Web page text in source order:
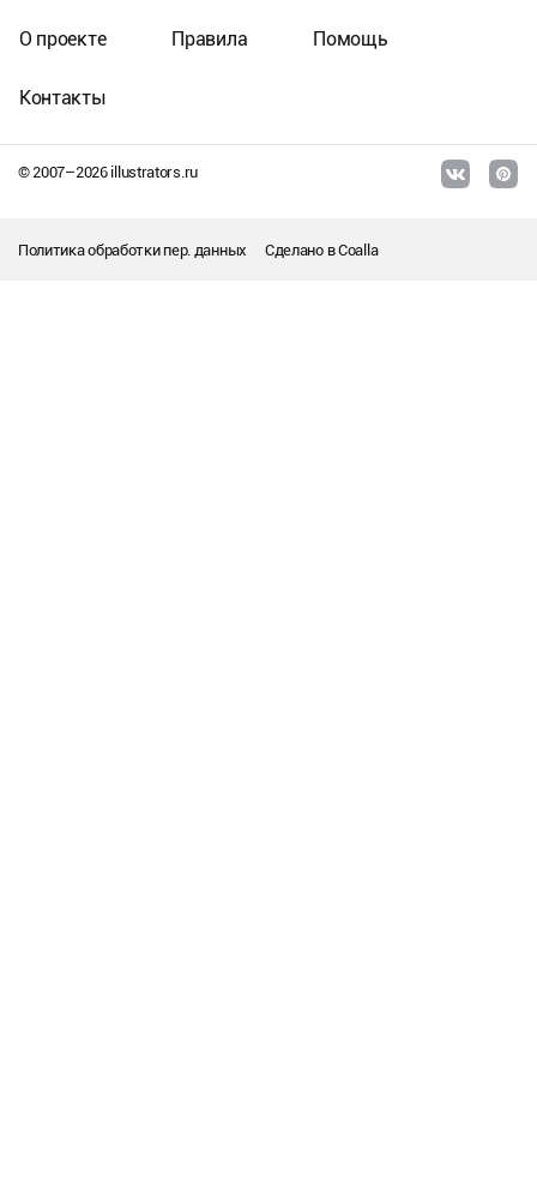
© 2007–2026illustrators.ru
О проекте Правила Помощь
Контакты
Политика обработки пер. данных Сделано вCoalla